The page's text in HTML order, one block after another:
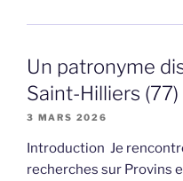
Un patronyme
Saint-Hilliers
3 MARS 2026
Introduction Je
recherches sur Provins